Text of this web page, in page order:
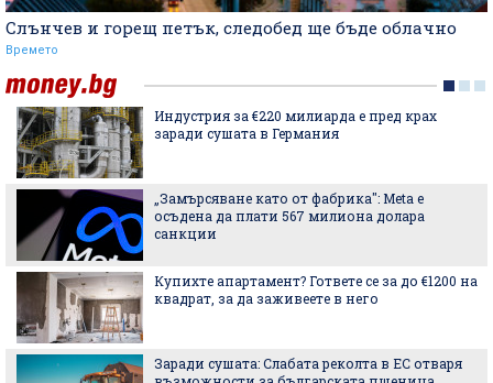
Слънчев и горещ петък, следобед ще бъде облачно
Времето
Индустрия за €220 милиарда е пред крах
заради сушата в Германия
„Замърсяване като от фабрика": Meta е
осъдена да плати 567 милиона долара
санкции
Купихте апартамент? Гответе се за до €1200 на
квадрат, за да заживеете в него
Заради сушата: Слабата реколта в ЕС отваря